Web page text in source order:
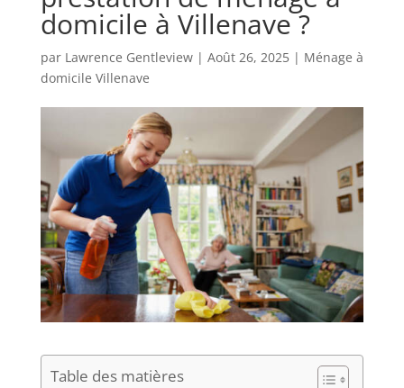
domicile à Villenave ?
par Lawrence Gentleview| Août 26, 2025| Ménage à
domicile Villenave
Table des matières